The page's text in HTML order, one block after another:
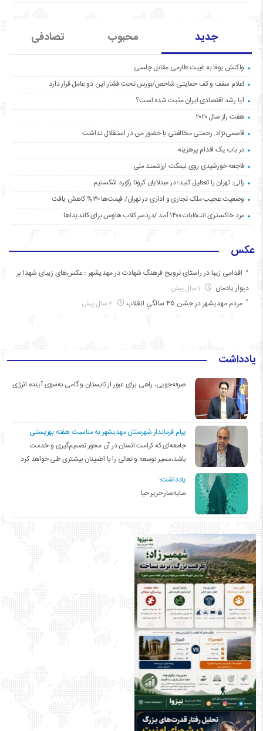
جدید محبوب تصادفی
واکنش یوفا به غیبت طارمی مقابل چلسی
اعلام سقف و کف حمایتی شاخص/بورس تحت فشار این دو عامل قرار دارد
آیا رشد اقتصادی ایران مثبت شده است؟
هفت راز سال ۲۰۲۰
قاسمی‌نژاد: رحمتی مخالفتی با حضور من در استقلال نداشت
در باب یک اقدام پرهزینه
فاجعه خورشیدی روی نیمکت ارزشمند ملی
زالی: تهران را تعطیل کنید؛ در مبتلایان کرونا رکورد شکستیم
وضعیت عجیب ملک تجاری و اداری در تهران/ قیمت‌ها ۳۰% کاهش یافت
مردِ خاکستری انتخابات ۱۴۰۰ آمد /دردسر کلاب هاوس برای کاندیداها
عکس
اقدامی زیبا در راستای ترویج فرهنگ شهادت در مهدیشهر ؛ عکس‌های زیبای شهدا بر
دیوار یادمان
مردم مهدیشهر در جشن ۴۵ سالگیِ انقلاب
یادداشت
صرفه‌جویی، راهی برای عبور از تابستان و گامی به‌سوی آینده انرژی
پیام فرماندار شهرستان مهدیشهر به مناسبت هفته بهزیستی:
جامعه‌ای که کرامت انسان در آن محور تصمیم‌گیری و خدمت
باشد،مسیر توسعه و تعالی را با اطمینان بیشتری طی خواهد کرد.
یادداشت؛
سایه‌سار حریر حیا